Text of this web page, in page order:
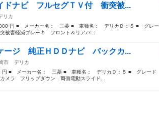
ドナビ フルセグＴＶ付 衝突被...
リカ
円 ■ メーカー名： 三菱 ■ 車種名： デリカＤ：５ ■ グレー
害軽減ブレーキ フロント＆リアパ...
ージ 純正ＨＤＤナビ バックカ...
市
デリカ
■ メーカー名： 三菱 ■ 車種名： デリカＤ：５ ■ グレード
ラ フリップダウン 両側電動スライド...